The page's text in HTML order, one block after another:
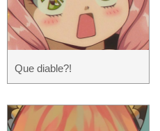
Que diable?!